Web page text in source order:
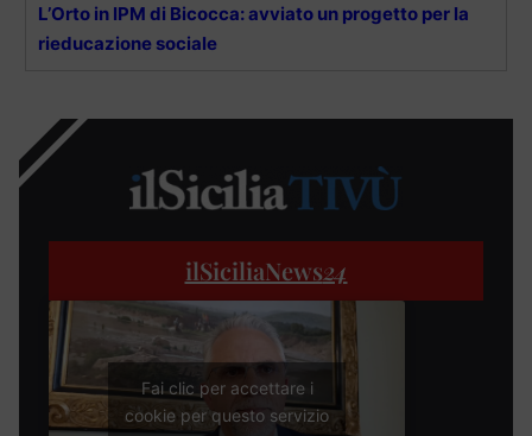
L’Orto in IPM di Bicocca: avviato un progetto per la
rieducazione sociale
ilSiciliaNews24
Fai clic per accettare i
cookie per questo servizio